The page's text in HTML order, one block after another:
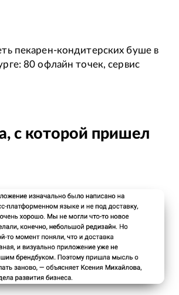
пекарен-кондитерских буше в
80 офлайн точек, сервис
с которой пришел